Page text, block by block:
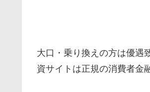
大口・乗り換えの方は優遇
資サイトは正規の消費者金